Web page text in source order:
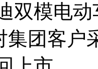
双模电
集团客户